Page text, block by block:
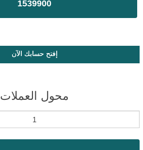
1539900
إفتح حسابك الآن
محول العملات